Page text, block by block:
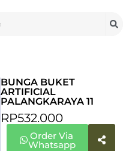
BUNGA BUKET
ARTIFICIAL
PALANGKARAYA 11
RP532.000
Order Via
Whatsapp